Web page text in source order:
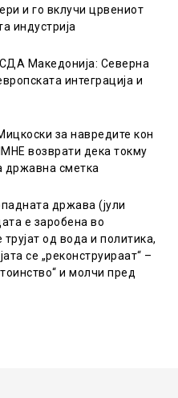
и го вклучи црвениот
индустрија
Македонија: Северна
интеграција и
за навредите кон
возврати дека токму
државна сметка
држава (јули
е заробена во
од вода и политика,
се „реконструираат“ –
и молчи пред